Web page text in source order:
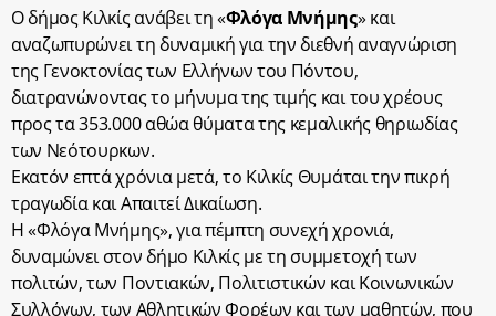
Ο δήμος Κιλκίς ανάβει τη «Φλόγα Μνήμης» και
αναζωπυρώνει τη δυναμική για την διεθνή αναγνώριση
της Γενοκτονίας των Ελλήνων του Πόντου,
διατρανώνοντας το μήνυμα της τιμής και του χρέους
προς τα 353.000 αθώα θύματα της κεμαλικής θηριωδίας
των Νεότουρκων.
Εκατόν επτά χρόνια μετά, το Κιλκίς Θυμάται την πικρή
τραγωδία και Απαιτεί Δικαίωση.
Η «Φλόγα Μνήμης», για πέμπτη συνεχή χρονιά,
δυναμώνει στον δήμο Κιλκίς με τη συμμετοχή των
πολιτών, των Ποντιακών, Πολιτιστικών και Κοινωνικών
Συλλόγων, των Αθλητικών Φορέων και των μαθητών, που